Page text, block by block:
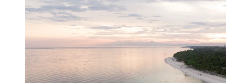
第二天报了个团去跳岛游。“跳岛”并不是某个岛屿的名称
种玩法。这边的跳岛线路是海豚湾-巴里卡萨-处女岛。这
出自今天。
海豚湾，其实就一片海域，海豚其实很少，且始终“神龙见